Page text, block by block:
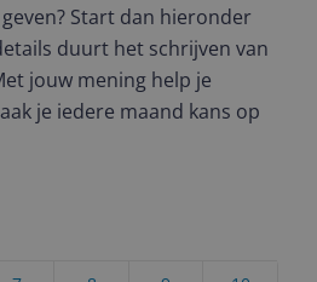
Start dan hieronder
duurt het schrijven van
jouw mening help je
je iedere maand kans op